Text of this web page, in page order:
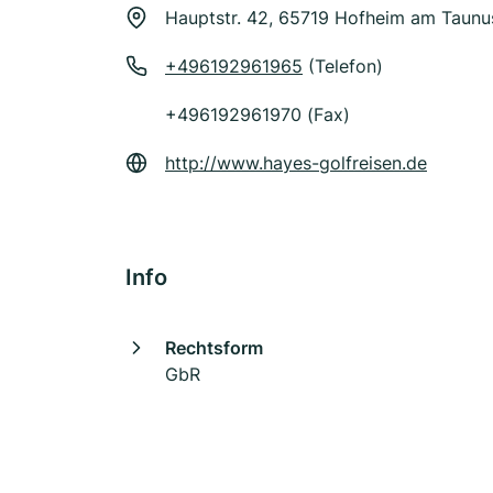
Hauptstr. 42, 65719 Hofheim am
+496192961965 (Telefon)
+496192961970 (Fax)
http://www.hayes-golfreisen.de
Info
Rechtsform
GbR